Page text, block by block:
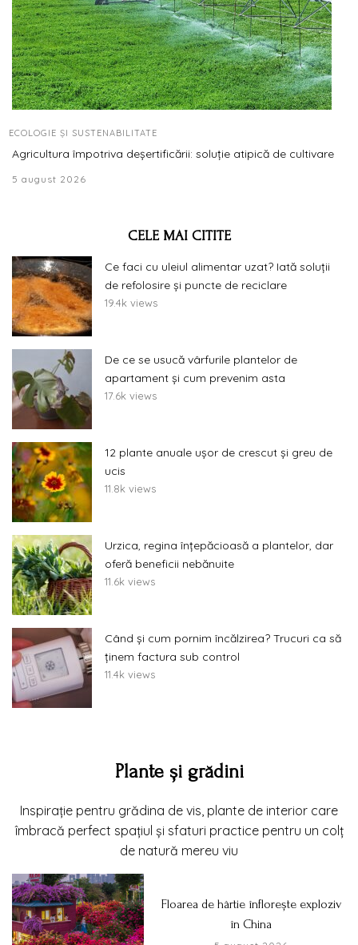
ECOLOGIE ȘI SUSTENABILITATE
Agricultura împotriva deșertificării: soluție atipică de cultivare
5 august 2026
CELE MAI CITITE
Ce faci cu uleiul alimentar uzat? Iată soluții
de refolosire și puncte de reciclare
19.4k views
De ce se usucă vârfurile plantelor de
apartament și cum prevenim asta
17.6k views
12 plante anuale ușor de crescut și greu de
ucis
11.8k views
Urzica, regina înțepăcioasă a plantelor, dar
oferă beneficii nebănuite
11.6k views
Când și cum pornim încălzirea? Trucuri ca să
ținem factura sub control
11.4k views
Plante și grădini
Inspirație pentru grădina de vis, plante de interior care
îmbracă perfect spațiul și sfaturi practice pentru un colț
de natură mereu viu
Floarea de hârtie înflorește exploziv
în China